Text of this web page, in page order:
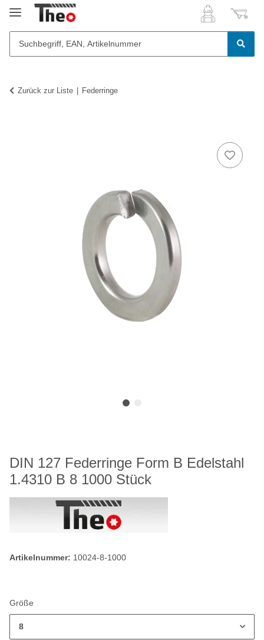
Zurück zur Liste Federringe
DIN 127 Federringe Form B Edelstahl
1.4310 B 8 1000 Stück
Artikelnummer: 10024-8-1000
Größe
8